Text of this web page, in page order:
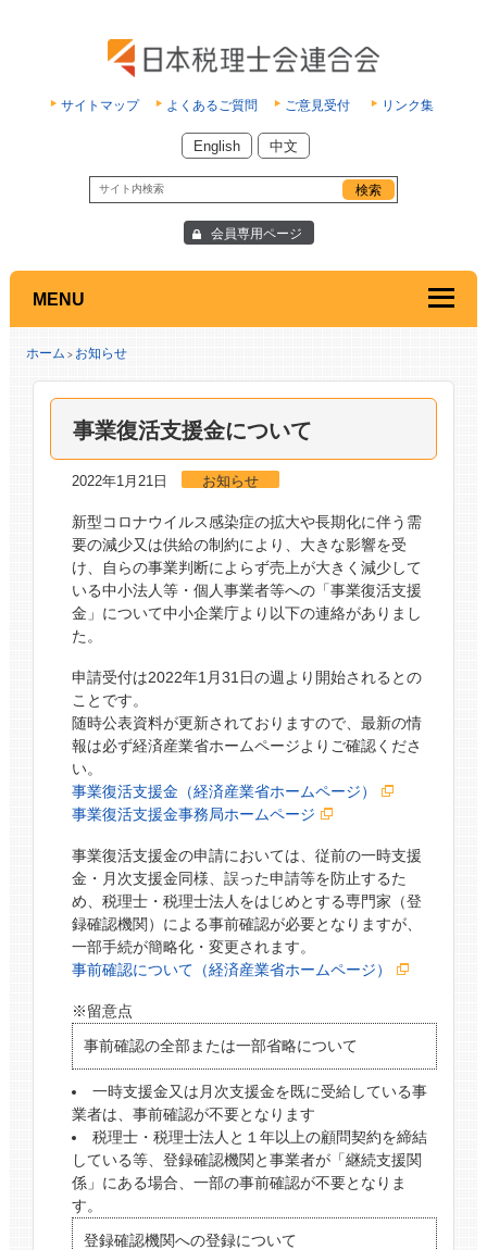
サイトマップ よくあるご質問 ご意見受付 リンク集
English 中文
会員専用ページ
MENU
ホーム > お知らせ
事業復活支援金について
2022年1月21日 お知らせ
新型コロナウイルス感染症の拡大や長期化に伴う需
要の減少又は供給の制約により、大きな影響を受
け、自らの事業判断によらず売上が大きく減少して
いる中小法人等・個人事業者等への「事業復活支援
金」について中小企業庁より以下の連絡がありまし
た。
申請受付は2022年1月31日の週より開始されるとの
ことです。
随時公表資料が更新されておりますので、最新の情
報は必ず経済産業省ホームページよりご確認くださ
い。
事業復活支援金（経済産業省ホームページ）
事業復活支援金事務局ホームページ
事業復活支援金の申請においては、従前の一時支援
金・月次支援金同様、誤った申請等を防止するた
め、税理士・税理士法人をはじめとする専門家（登
録確認機関）による事前確認が必要となりますが、
一部手続が簡略化・変更されます。
事前確認について（経済産業省ホームページ）
※留意点
事前確認の全部または一部省略について
一時支援金又は月次支援金を既に受給している事
業者は、事前確認が不要となります
税理士・税理士法人と１年以上の顧問契約を締結
している等、登録確認機関と事業者が「継続支援関
係」にある場合、一部の事前確認が不要となりま
す。
登録確認機関への登録について